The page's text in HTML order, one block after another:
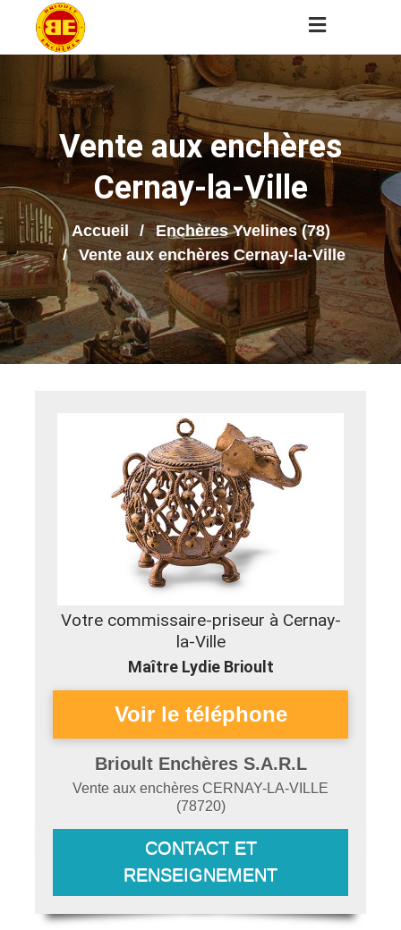
Vente aux enchères
Cernay-la-Ville
Accueil
Enchères Yvelines (78)
Vente aux enchères Cernay-la-Ville
Votre commissaire-priseur à Cernay-
la-Ville
Maître Lydie Brioult
Brioult Enchères S.A.R.L
Vente aux enchères CERNAY-LA-VILLE
(78720)
CONTACT ET
RENSEIGNEMENT